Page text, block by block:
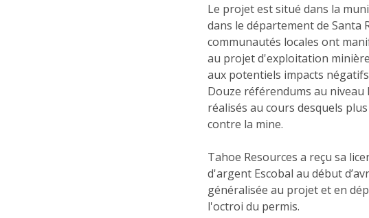
Le projet est situé dans la
dans le département de Santa
communautés locales ont
au projet d'exploitation
aux potentiels impacts
Douze référendums au
réalisés au cours desquels
contre la mine.
Tahoe Resources a reçu sa
d'argent Escobal au début
généralisée au projet et en
l'octroi du permis.